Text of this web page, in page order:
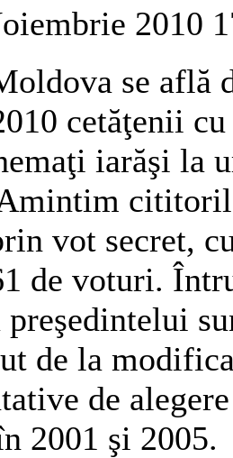
2010
se află
cetăţenii
iarăşi la
vot secret,
de voturi.
preşedintelui
de la
de
2001 şi 2005.